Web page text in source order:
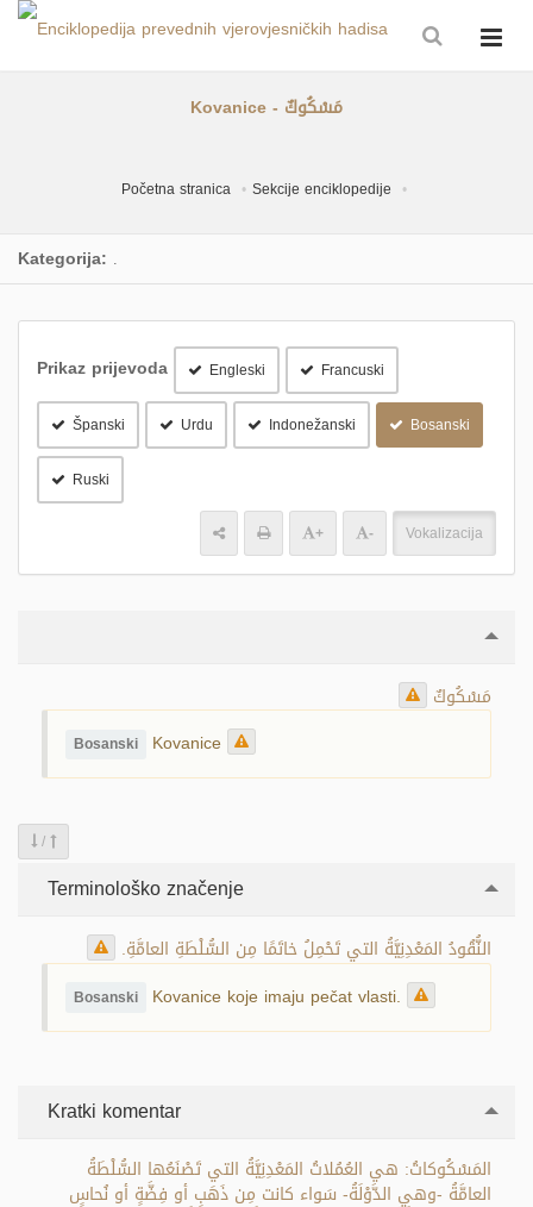
Kovanice - مَسْكُوكٌ
Početna stranica Sekcije enciklopedije
Kategorija:
Prikaz prijevoda Engleski Francuski
Španski Urdu Indonežanski Bosanski
Ruski
+ - Vokalizacija
مَسْكُوكٌ
Bosanski Kovanice
/
Terminološko značenje
النُّقُودُ المَعْدِنِيَّةُ التي تَحْمِلُ خاتَمًا مِن السُّلْطَةِ العامَّةِ.
Bosanski Kovanice koje imaju pečat vlasti.
Kratki komentar
المَسْكُوكاتُ: هي العُمُلاتُ المَعْدِنِيَّةُ التي تَصْنَعُها السُّلْطَةُ
العامَّةُ -وهي الدَّوْلَةُ- سَواء كانت مِن ذَهَبٍ أو فِضَّةٍ أو نُحاسٍ